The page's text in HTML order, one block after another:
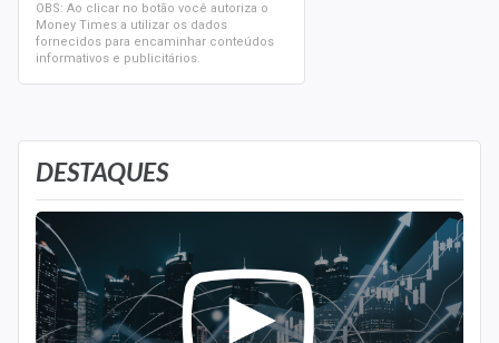
DESTAQUES
OBS: Ao clicar no botão você autoriza o
Money Times a utilizar os dados
fornecidos para encaminhar conteúdos
informativos e publicitários.